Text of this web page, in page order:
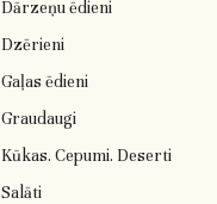
Dārzeņu ēdieni
Dzērieni
Gaļas ēdieni
Graudaugi
Kūkas. Cepumi. Deserti
Salāti